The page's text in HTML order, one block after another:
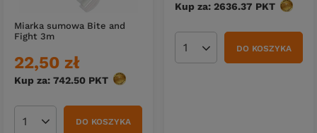
Miarka sumowa Bite and
Fight 3m
22,50 zł
Kup za: 742.50 PKT punktów
Ilość produktówDO KOSZYKA
Kup za: 2636.37 PKT
Ilość produktówDO KOSZYKA